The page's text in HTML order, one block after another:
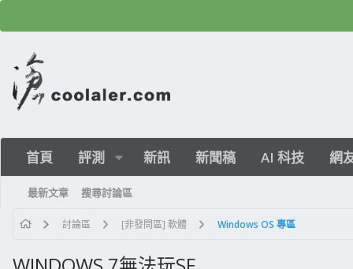
首頁 評測 新訊 新聞稿 AI 科技 網
最新文章 搜尋討論區
討論區 [非發問區] 軟體 Windows OS 專區